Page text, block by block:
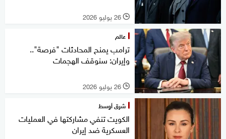
l 26 يوليو 2026
عالم
ترامب يمنح المحادثات "فرصة"..
وإيران: سنوقف الهجمات
l 26 يوليو 2026
شرق أوسط
الكويت تنفي مشاركتها في العمليات
العسكرية ضد إيران